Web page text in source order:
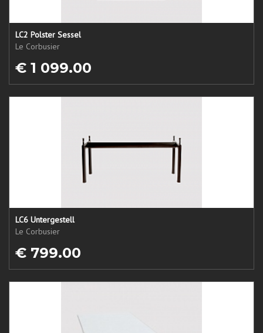
LC2 Polster Sessel
Le Corbusier
€ 1 099.00
LC6 Untergestell
Le Corbusier
€ 799.00